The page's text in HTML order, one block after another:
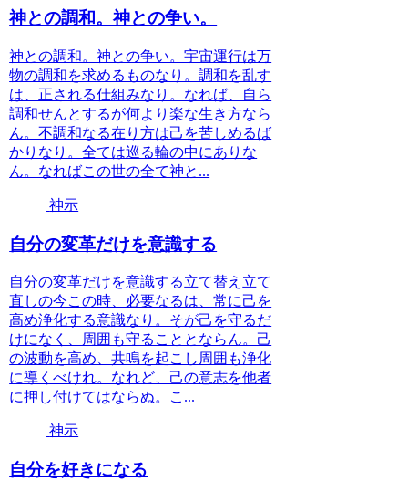
神との調和。神との争い。
神との調和。神との争い。宇宙運行は万
物の調和を求めるものなり。調和を乱す
は、正される仕組みなり。なれば、自ら
調和せんとするが何より楽な生き方なら
ん。不調和なる在り方は己を苦しめるば
かりなり。全ては巡る輪の中にありな
ん。なればこの世の全て神と...
神示
自分の変革だけを意識する
自分の変革だけを意識する立て替え立て
直しの今この時、必要なるは、常に己を
高め浄化する意識なり。そが己を守るだ
けになく、周囲も守ることとならん。己
の波動を高め、共鳴を起こし周囲も浄化
に導くべけれ。なれど、己の意志を他者
に押し付けてはならぬ。こ...
神示
自分を好きになる